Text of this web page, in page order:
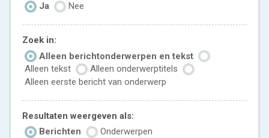
Ja
Nee
Zoek in:
Alleen berichtonderwerpen en tekst
Alleen tekst
Alleen onderwerptitels
Alleen eerste bericht van onderwerp
Resultaten weergeven als:
Berichten
Onderwerpen